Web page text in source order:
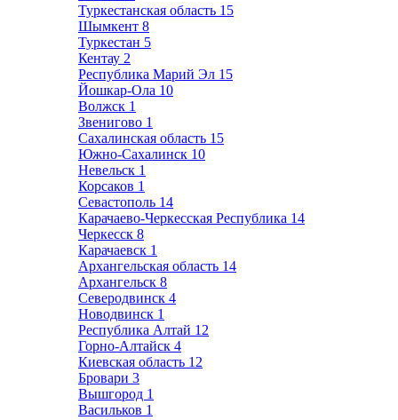
Туркестанская область 15
Шымкент 8
Туркестан 5
Кентау 2
Республика Марий Эл 15
Йошкар-Ола 10
Волжск 1
Звенигово 1
Сахалинская область 15
Южно-Сахалинск 10
Невельск 1
Корсаков 1
Севастополь 14
Карачаево-Черкесская Республика 14
Черкесск 8
Карачаевск 1
Архангельская область 14
Архангельск 8
Северодвинск 4
Новодвинск 1
Республика Алтай 12
Горно-Алтайск 4
Киевская область 12
Бровари 3
Вышгород 1
Васильков 1